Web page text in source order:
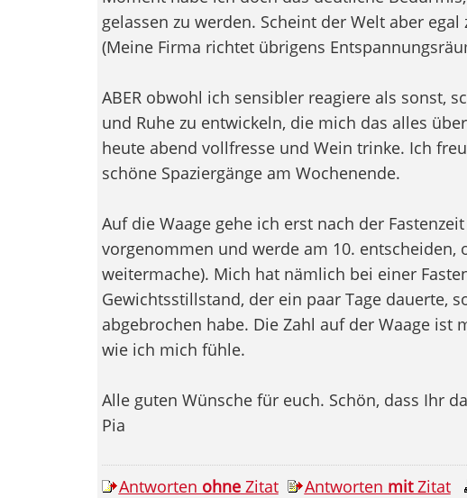
gelassen zu werden. Scheint der Welt aber egal
(Meine Firma richtet übrigens
ABER obwohl ich sensibler reagiere als sonst,
und Ruhe zu entwickeln, die mich das alles
heute abend vollfresse und Wein trinke. Ich
schöne Spaziergänge am Wochenende.
Auf die Waage gehe ich erst nach der
vorgenommen und werde am 10. entscheiden,
weitermache). Mich hat nämlich bei einer
Gewichtsstillstand, der ein paar Tage dauerte,
abgebrochen habe. Die Zahl auf der Waage ist
wie ich mich fühle.
Alle guten Wünsche für euch. Schön, dass Ihr
Pia
Antworten ohneZitat Antworten mitZitat